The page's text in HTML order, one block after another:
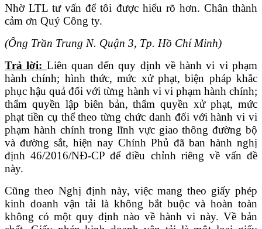
Nhờ LTL tư vấn để tôi được hiểu rõ hơn. Chân thành
cảm ơn Quý Công ty.
(Ông Trần Trung N. Quận 3, Tp. Hồ Chí Minh)
Trả lời: Liên quan đến quy định về hành vi vi phạm
hành chính; hình thức, mức xử phạt, biện pháp khắc
phục hậu quả đối với từng hành vi vi phạm hành chính;
thẩm quyền lập biên bản, thẩm quyền xử phạt, mức
phạt tiền cụ thể theo từng chức danh đối với hành vi vi
phạm hành chính trong lĩnh vực giao thông đường bộ
và đường sắt, hiện nay Chính Phủ đã ban hành nghị
định 46/2016/NĐ-CP để điều chỉnh riêng về vấn đề
này.
Cũng theo Nghị định này, việc mang theo giấy phép
kinh doanh vận tải là không bắt buộc và hoàn toàn
không có một quy định nào về hành vi này. Về bản